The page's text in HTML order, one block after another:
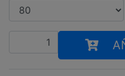
Cantidad